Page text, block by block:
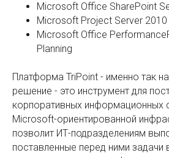
Microsoft Office SharePoint
Microsoft Project Server 2010
Microsoft Office
Planning
Платформа TriPoint - именно так
решение - это инструмент для
корпоративных информационных
Microsoft-ориентированной
позволит ИТ-подразделениям
поставленные перед ними задачи